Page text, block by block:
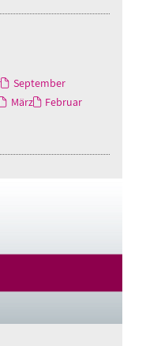
September
März
Februar